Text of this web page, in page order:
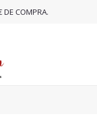
DE COMPRA.